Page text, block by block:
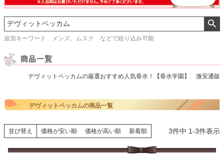
追加キーワード メンズ、ムスク などで絞り込み可能
デヴィットベッカムの厳選おすすめ人気香水！【香水学園】 激安通販
デヴィットベッカムの商品一覧
並び替え 価格が安い順 価格が高い順 新着順 3件中 1-3件表示